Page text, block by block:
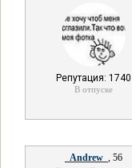
Репутация: 1740
В отпуске
_Andrew_ , 56